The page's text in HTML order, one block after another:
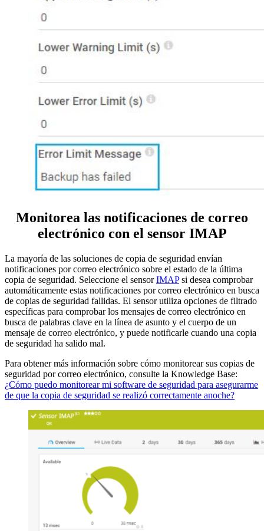
Monitorea las notificaciones de correo
electrónico con el sensor IMAP
La mayoría de las soluciones de copia de seguridad envían
notificaciones por correo electrónico sobre el estado de la última
copia de seguridad. Seleccione el sensorIMAPsi desea comprobar
automáticamente estas notificaciones por correo electrónico en busca
de copias de seguridad fallidas. El sensor utiliza opciones de filtrado
específicas para comprobar los mensajes de correo electrónico en
busca de palabras clave en la línea de asunto y el cuerpo de un
mensaje de correo electrónico, y puede notificarle cuando una copia
de seguridad ha salido mal.
Para obtener más información sobre cómo monitorear sus copias de
seguridad por correo electrónico, consulte la Knowledge Base:
¿Cómo puedo monitorear mi software de seguridad para asegurarme
de que la copia de seguridad se realizó correctamente anoche?